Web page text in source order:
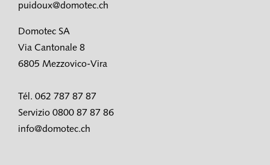
puidoux@domotec.ch
Domotec SA
Via Cantonale 8
6805 Mezzovico-Vira
Tél. 062 787 87 87
Servizio 0800 87 87 86
info@domotec.ch